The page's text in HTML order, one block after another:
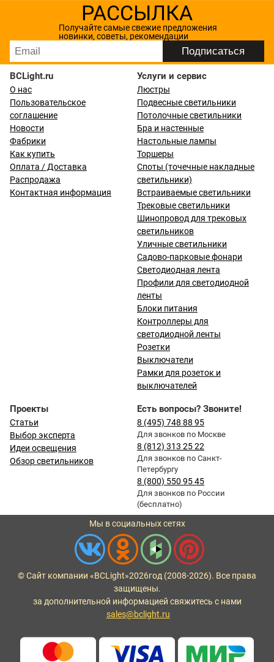
РАССЫЛКА
Получайте самые свежие предложения
новинки, советы, рекомендации
BCLight.ru
О нас
Пользовательское
соглашение
Новости
Фабрики
Как купить
Оплата / Доставка
Распродажа
Контактная информация
Услуги и сервис
Люстры
Подвесные светильники
Потолочные светильники
Бра и настенные
Настольные лампы
Торшеры
Споты (точечные накладные
светильники)
Встраиваемые светильники
Трековые светильники
Шинопровод для трековых
светильников
Уличные светильники
Садово-парковые фонари
Светодиодная лента
Профили для светодиодной
ленты
Блоки питания
Контроллеры для
светодиодной ленты
Розетки
Выключатели
Рамки для розеток и
выключателей
Проекты
Статьи
Выбор эксперта
Идеи освещения
Обзор светильников
Есть вопросы? Звоните!
8 (495) 748 88 95
Для звонков по Москве
8 (812) 313 25 22
Для звонков по Санкт-
Петербургу
8 (800) 550 95 45
Для звонков по России
(бесплатно)
Мы в социальных сетях
© Сайт компании «BCLight»2026год (2008-2026). Все права
защищены.
за дополнительной информацией свяжитесь с нами
sales@bclight.ru